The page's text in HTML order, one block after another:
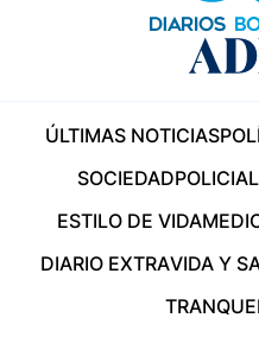
ÚLTIMAS NOTICIAS
SOCIEDAD
ESTILO DE VIDA
DIARIO EXTRAVIDA Y